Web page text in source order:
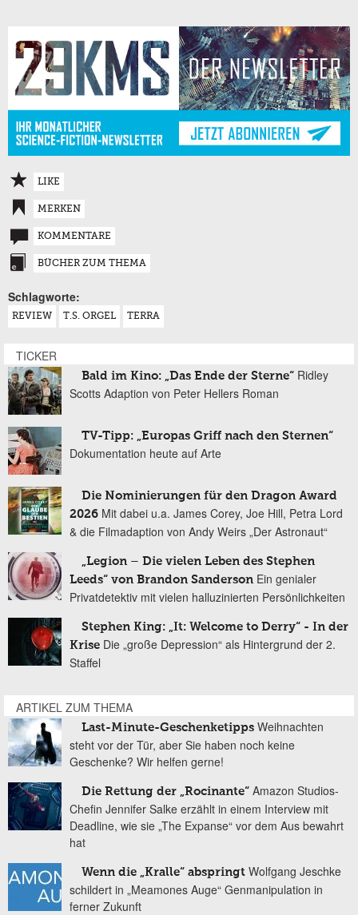
LIKE
MERKEN
KOMMENTARE
BÜCHER ZUM THEMA
Schlagworte:
REVIEW T.S. ORGEL TERRA
TICKER
Bald im Kino: „Das Ende der Sterne“ Ridley
Scotts Adaption von Peter Hellers Roman
TV-Tipp: „Europas Griff nach den Sternen“
Dokumentation heute auf Arte
Die Nominierungen für den Dragon Award
2026 Mit dabei u.a. James Corey, Joe Hill, Petra Lord
& die Filmadaption von Andy Weirs „Der Astronaut“
„Legion – Die vielen Leben des Stephen
Leeds“ von Brandon Sanderson Ein genialer
Privatdetektiv mit vielen halluzinierten Persönlichkeiten
Stephen King: „It: Welcome to Derry“ - In der
Krise Die „große Depression“ als Hintergrund der 2.
Staffel
ARTIKEL ZUM THEMA
Last-Minute-Geschenketipps Weihnachten
steht vor der Tür, aber Sie haben noch keine
Geschenke? Wir helfen gerne!
Die Rettung der „Rocinante“ Amazon Studios-
Chefin Jennifer Salke erzählt in einem Interview mit
Deadline, wie sie „The Expanse“ vor dem Aus bewahrt
hat
Wenn die „Kralle“ abspringt Wolfgang Jeschke
schildert in „Meamones Auge“ Genmanipulation in
ferner Zukunft